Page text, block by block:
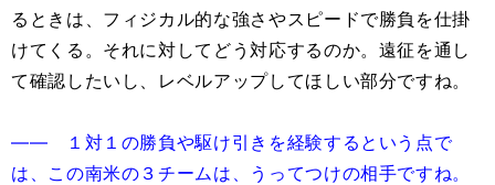
るときは、フィジカル的な強さやスピードで勝負を仕掛
けてくる。それに対してどう対応するのか。遠征を通し
て確認したいし、レベルアップしてほしい部分ですね。
―― １対１の勝負や駆け引きを経験するという点で
は、この南米の３チームは、うってつけの相手ですね。